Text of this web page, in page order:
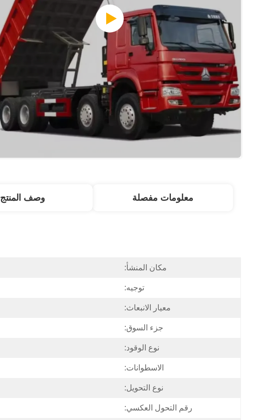
معلومات مفصلة وصف المنتج
مكان المنشأ:
توجيه:
معيار الانبعاث:
جزء السوق:
نوع الوقود:
الاسطوانات:
نوع التحويل:
رقم التحول العكسي: